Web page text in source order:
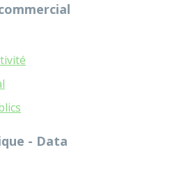
- Data